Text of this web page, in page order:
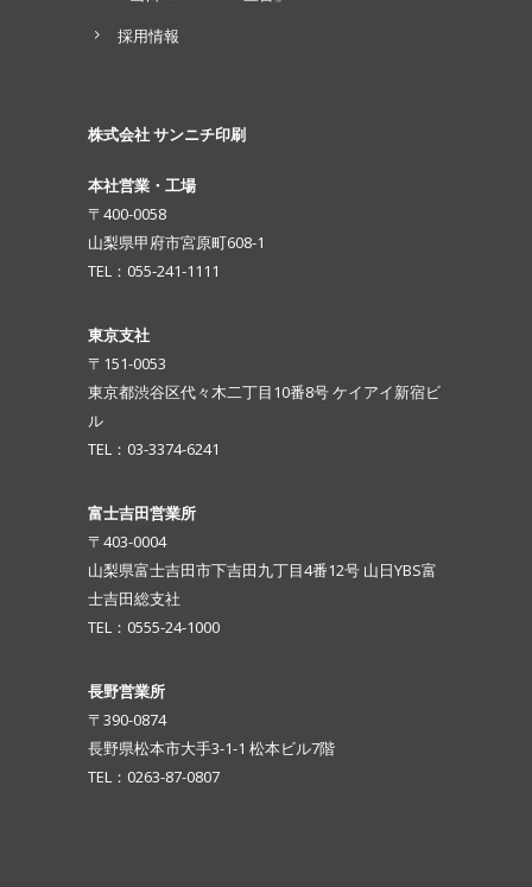
採用情報
株式会社 サンニチ印刷
本社営業・工場
〒400-0058
山梨県甲府市宮原町608-1
TEL：055-241-1111
東京支社
〒151-0053
東京都渋谷区代々木二丁目10番8号 ケイアイ新宿ビ
ル
TEL：03-3374-6241
富士吉田営業所
〒403-0004
山梨県富士吉田市下吉田九丁目4番12号 山日YBS富
士吉田総支社
TEL：0555-24-1000
長野営業所
〒390-0874
長野県松本市大手3-1-1 松本ビル7階
TEL：0263-87-0807